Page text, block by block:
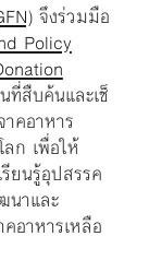
จึงร่วมมือ
Policy
สืบค้นและเช็
คอาหาร
ก เพื่อให้
ยนรู้อุปสรรค
นาและ
อาหารเหลือ